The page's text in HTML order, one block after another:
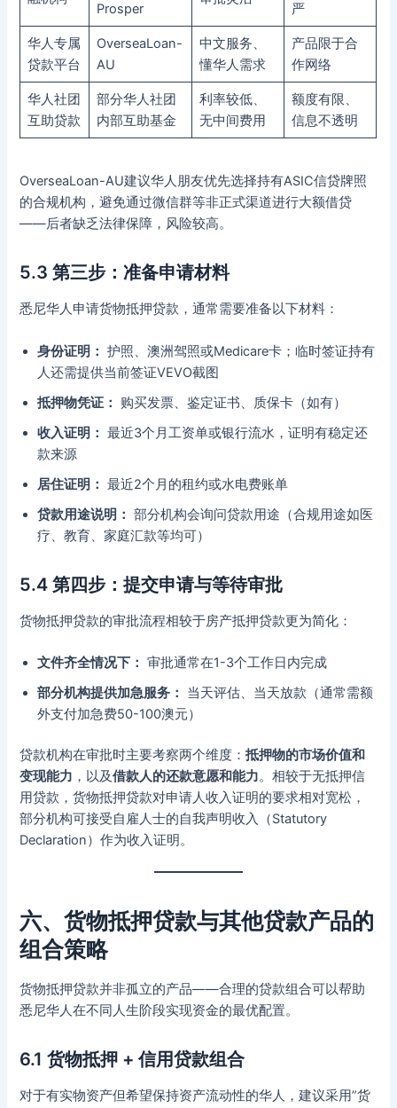
Prosper 严
华人专属
贷款平台
OverseaLoan-
AU
中文服务、
懂华人需求
产品限于合
作网络
华人社团
互助贷款
部分华人社团
内部互助基金
利率较低、
无中间费用
额度有限、
信息不透明
OverseaLoan-AU建议华人朋友优先选择持有ASIC信贷牌照
的合规机构，避免通过微信群等非正式渠道进行大额借贷
——后者缺乏法律保障，风险较高。
5.3 第三步：准备申请材料
悉尼华人申请货物抵押贷款，通常需要准备以下材料：
身份证明： 护照、澳洲驾照或Medicare卡；临时签证持有
人还需提供当前签证VEVO截图
抵押物凭证：
购买发票、鉴定证书、质保卡（如有）
收入证明： 最近3个月工资单或银行流水，证明有稳定还
款来源
居住证明： 最近2个月的租约或水电费账单
贷款用途说明： 部分机构会询问贷款用途（合规用途如医
疗、教育、家庭汇款等均可）
5.4 第四步：提交申请与等待审批
货物抵押贷款的审批流程相较于房产抵押贷款更为简化：
文件齐全情况下： 审批通常在1-3个工作日内完成
部分机构提供加急服务：
当天评估、当天放款（通常需额
外支付加急费50-100澳元）
贷款机构在审批时主要考察两个维度：抵押物的市场价值和
变现能力 ，以及借款人的还款意愿和能力。相较于无抵押信
用贷款，货物抵押贷款对申请人收入证明的要求相对宽松，
部分机构可接受自雇人士的自我声明收入（Statutory
Declaration）作为收入证明。
六、货物抵押贷款与其他贷款产品的
组合策略
货物抵押贷款并非孤立的产品——合理的贷款组合可以帮助
悉尼华人在不同人生阶段实现资金的最优配置。
6.1 货物抵押 + 信用贷款组合
对于有实物资产但希望保持资产流动性的华人，建议采用”货